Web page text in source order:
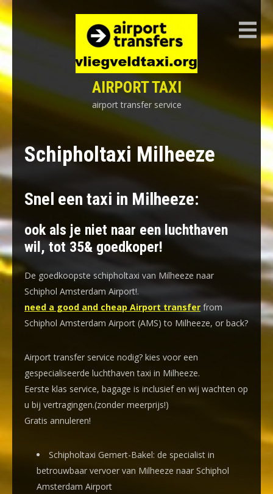
Skip
to
content
AIRPORT TAXI
airport transfer service
Schipholtaxi Milheeze
Snel een taxi in Milheeze:
ook als je niet naar een luchthaven
wil, tot 35& goedkoper!
De goedkoopste schipholtaxi van Milheeze naar
Schiphol Amsterdam Airport!.
need a good and cheap Airport transfer from
Schiphol Amsterdam Airport (AMS) to Milheeze, or back?
Airport transfer service nodig? kies voor een
gespecialiseerde luchthaven taxi in Milheeze.
Eerste klas service, bagage is inclusief en wij wachten op
u bij vertragingen.(zonder meerprijs!)
Gratis annuleren!
Schipholtaxi Gemert-Bakel: de specialist in
betrouwbaar vervoer van Milheeze naar Schiphol
Amsterdam Airport